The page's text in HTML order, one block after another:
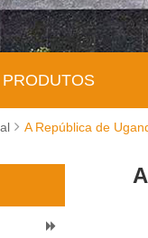
A República de